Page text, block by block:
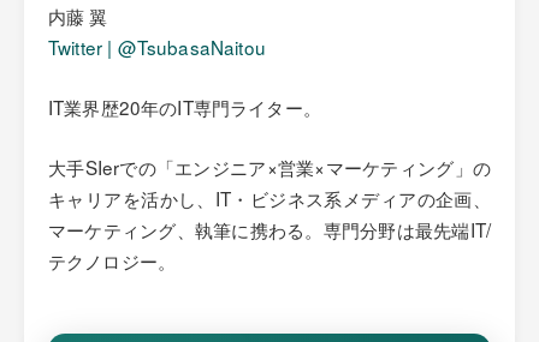
内藤 翼
Twitter | @TsubasaNaitou
IT業界歴20年のIT専門ライター。
大手SIerでの「エンジニア×営業×マーケティング」の
キャリアを活かし、IT・ビジネス系メディアの企画、
マーケティング、執筆に携わる。専門分野は最先端IT/
テクノロジー。